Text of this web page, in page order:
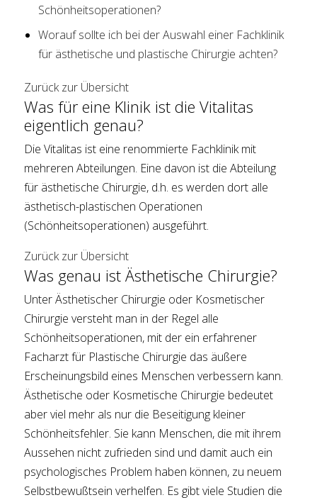
Schönheitsoperationen?
Worauf sollte ich bei der Auswahl einer Fachklinik
für ästhetische und plastische Chirurgie achten?
Zurück zur Übersicht
Was für eine Klinik ist die Vitalitas
eigentlich genau?
Die Vitalitas ist eine renommierte Fachklinik mit
mehreren Abteilungen. Eine davon ist die Abteilung
für ästhetische Chirurgie, d.h. es werden dort alle
ästhetisch-plastischen Operationen
(Schönheitsoperationen) ausgeführt.
Zurück zur Übersicht
Was genau ist Ästhetische Chirurgie?
Unter Ästhetischer Chirurgie oder Kosmetischer
Chirurgie versteht man in der Regel alle
Schönheitsoperationen, mit der ein erfahrener
Facharzt für Plastische Chirurgie das äußere
Erscheinungsbild eines Menschen verbessern kann.
Ästhetische oder Kosmetische Chirurgie bedeutet
aber viel mehr als nur die Beseitigung kleiner
Schönheitsfehler. Sie kann Menschen, die mit ihrem
Aussehen nicht zufrieden sind und damit auch ein
psychologisches Problem haben können, zu neuem
Selbstbewußtsein verhelfen. Es gibt viele Studien die